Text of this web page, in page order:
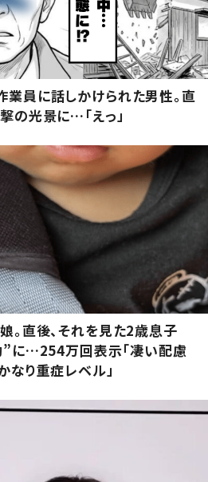
員に話しかけられた男性。直
の光景に…「えっ」
。直後、それを見た2歳息子
に…254万回表示「凄い配慮
かなり重症レベル」